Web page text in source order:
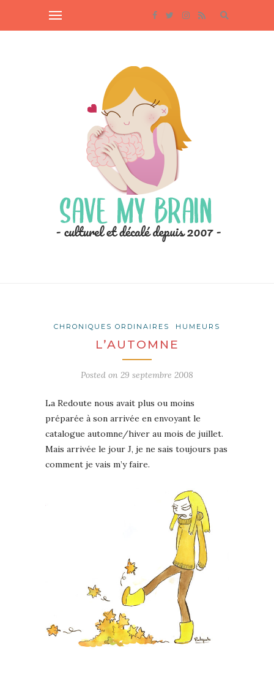
CHRONIQUES ORDINAIRES HUMEURS
L’AUTOMNE
Posted on 29 septembre 2008
La Redoute nous avait plus ou moins
préparée à son arrivée en envoyant le
catalogue automne/hiver au mois de juillet.
Mais arrivée le jour J, je ne sais toujours pas
comment je vais m’y faire.